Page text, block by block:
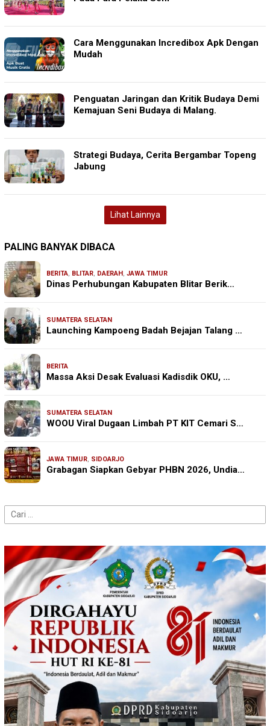
Cara Menggunakan Incredibox Apk Dengan
Mudah
Penguatan Jaringan dan Kritik Budaya Demi
Kemajuan Seni Budaya di Malang.
Strategi Budaya, Cerita Bergambar Topeng
Jabung
Lihat Lainnya
PALING BANYAK DIBACA
BERITA, BLITAR, DAERAH , JAWA TIMUR
Dinas Perhubungan Kabupaten Blitar Berik…
SUMATERA SELATAN
Launching Kampoeng Badah Bejajan Talang …
BERITA
Massa Aksi Desak Evaluasi Kadisdik OKU, …
SUMATERA SELATAN
WOOU Viral Dugaan Limbah PT KIT Cemari S…
JAWA TIMUR, SIDOARJO
Grabagan Siapkan Gebyar PHBN 2026, Undia…
Cari
untuk: